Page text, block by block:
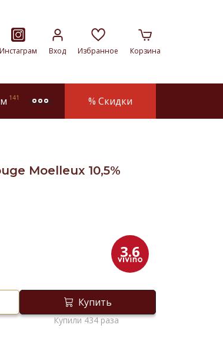
Инстаграм Вход Избранное Корзина
141 more % Скидки
Moelleux 10,5%
3.6
Купить
Купили 434 раза